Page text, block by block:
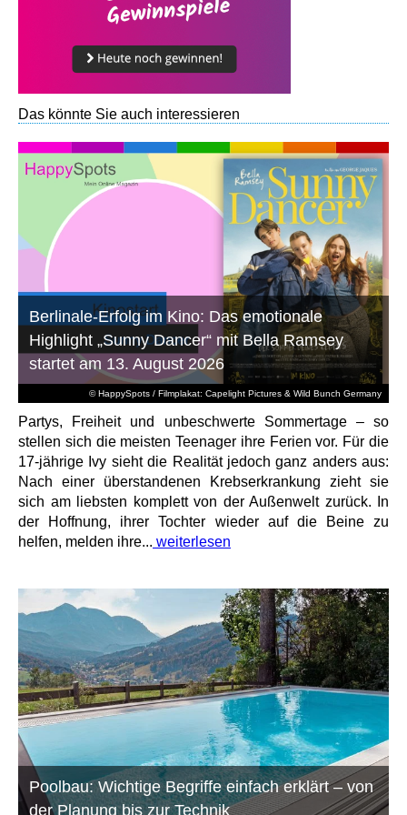
Das könnte Sie auch interessieren
© HappySpots / Filmplakat: Capelight Pictures & Wild Bunch Germany
Berlinale-Erfolg im Kino: Das emotionale
Highlight „Sunny Dancer“ mit Bella Ramsey
startet am 13. August 2026
Partys, Freiheit und unbeschwerte Sommertage – so
stellen sich die meisten Teenager ihre Ferien vor. Für die
17-jährige Ivy sieht die Realität jedoch ganz anders aus:
Nach einer überstandenen Krebserkrankung zieht sie
sich am liebsten komplett von der Außenwelt zurück. In
der Hoffnung, ihrer Tochter wieder auf die Beine zu
helfen, melden ihre... weiterlesen
Poolbau: Wichtige Begriffe einfach erklärt – von
der Planung bis zur Technik